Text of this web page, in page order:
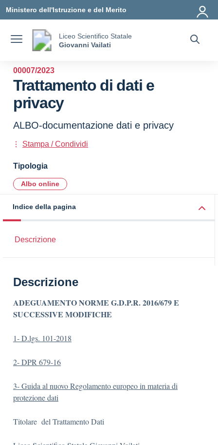
Ministero dell'Istruzione e del Merito
Liceo Scientifico Statale
Giovanni Vailati
00007/2023
Trattamento di dati e
privacy
ALBO-documentazione dati e privacy
Stampa / Condividi
Tipologia
Albo online
Indice della pagina
Descrizione
Descrizione
ADEGUAMENTO NORME G.D.P.R. 2016/679 E
SUCCESSIVE MODIFICHE
1- D.lgs. 101-2018
2- DPR 679-16
3- Guida al nuovo Regolamento europeo in materia di
protezione dati
Titolare del Trattamento Dati